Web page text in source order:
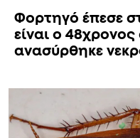
Φορτηγό έπεσε
είναι ο
ανασύρθηκε